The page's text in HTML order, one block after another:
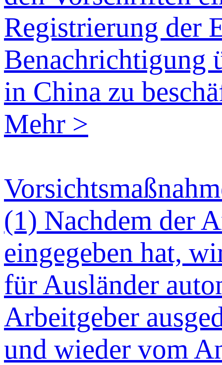
Registrierung der
Benachrichtigung
in China zu
Mehr >
(1) Nachdem der
eingegeben hat,
für Ausländer
Arbeitgeber
und wieder vom